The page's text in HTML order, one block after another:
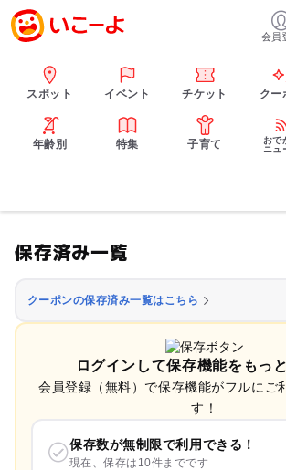
会員
スポット イベント チケット クー
年齢別 特集 子育て
おで
ニュ
保存済み一覧
クーポンの保存済み一覧はこちら
ログインして保存機能をもっ
会員登録（無料）で保存機能がフルにご
す！
保存数が無制限で利用できる！
現在、保存は10件までです